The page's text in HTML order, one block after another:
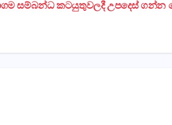
සම්බන්ධ කටයුතුවලදී උපදෙස්‌ ගන්න